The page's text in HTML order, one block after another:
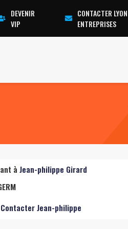
DEVENIR
VIP
CONTACTER LYON
ENTREPRISES
à Jean-philippe Girard
Contacter Jean-philippe